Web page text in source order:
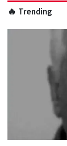
🔥 Trending